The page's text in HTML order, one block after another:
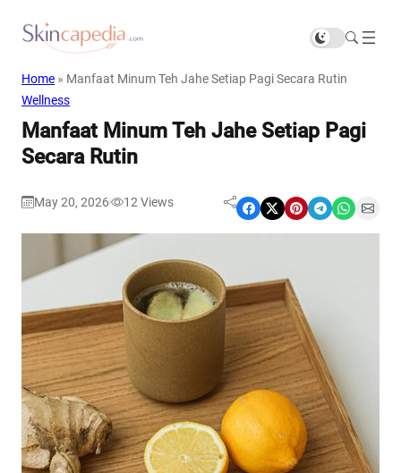
Home » Manfaat Minum Teh Jahe Setiap Pagi Secara Rutin
Wellness
Manfaat Minum Teh Jahe Setiap Pagi
Secara Rutin
May 20, 2026 12 Views Share on Facebook Share on X Share on Pinterest Share on Telegram Share on WhatsApp Share on Email